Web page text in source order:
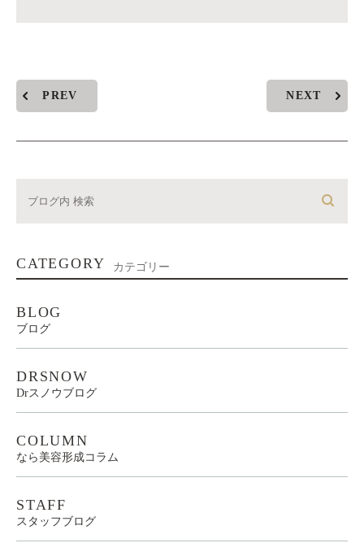
PREV NEXT
CATEGORY カテゴリー
BLOG
ブログ
DRSNOW
Drスノウブログ
COLUMN
なら美容形成コラム
STAFF
スタッフブログ